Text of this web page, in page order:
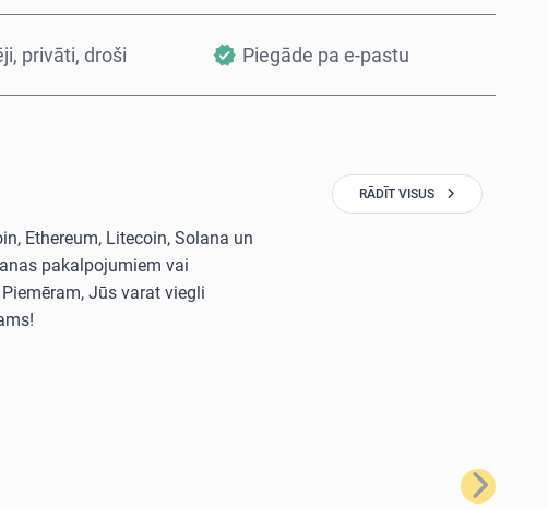
privāti, droši Piegāde pa e-pastu
Ethereum, Litecoin, Solana un
pakalpojumiem vai
Jūs varat viegli
RĀDĪT VISUS
Nākamais